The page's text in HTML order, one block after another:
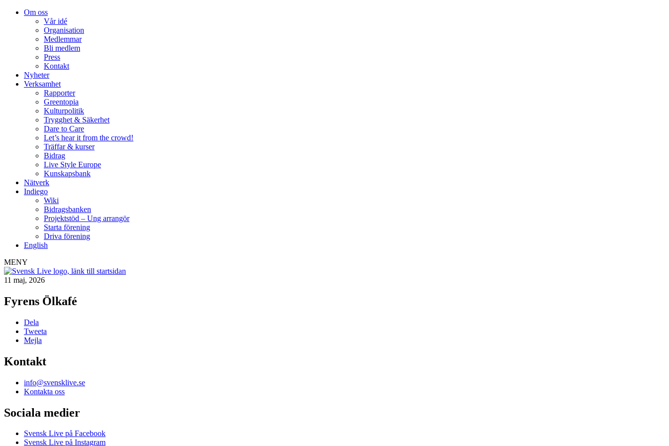
Om oss
Vår idé
Organisation
Medlemmar
Bli medlem
Press
Kontakt
Nyheter
Verksamhet
Rapporter
Greentopia
Kulturpolitik
Trygghet & Säkerhet
Dare to Care
Let’s hear it from the crowd!
Träffar & kurser
Bidrag
Live Style Europe
Kunskapsbank
Nätverk
Indiego
Wiki
Bidragsbanken
Projektstöd – Ung arrangör
Starta förening
Driva förening
English
MENY
11 maj, 2026
Fyrens Ölkafé
Dela
Tweeta
Mejla
Kontakt
info@svensklive.se
Kontakta oss
Sociala medier
Svensk Live på Facebook
Svensk Live på Instagram